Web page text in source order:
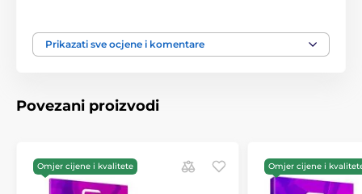
Prikazati sve ocjene i komentare
Povezani proizvodi
Omjer cijene i kvalitete Omjer cijene i